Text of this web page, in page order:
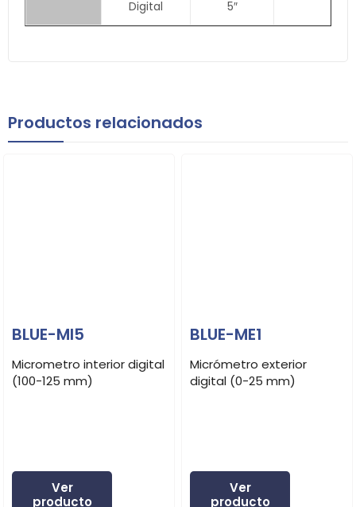
Digital
5″
Productos relacionados
BLUE-MI5
Micrometro interior digital
(100-125 mm)
Ver
producto
BLUE-ME1
Micrómetro exterior
digital (0-25 mm)
Ver
producto